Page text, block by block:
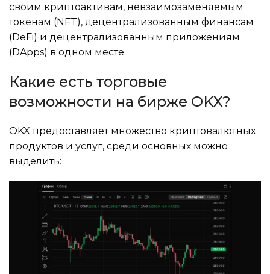
своим криптоактивам, невзаимозаменяемым
токенам (NFT), децентрализованным финансам
(DeFi) и децентрализованным приложениям
(DApps) в одном месте.
Какие есть торговые
возможности на бирже OKX?
OKX предоставляет множество криптовалютных
продуктов и услуг, среди основных можно
выделить: